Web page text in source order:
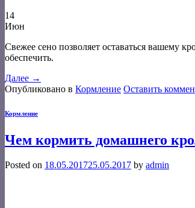
14
Июн
Свежее сено позволяет оставаться вашему
обеспечить.
Далее →
Опубликовано в Кормление Оставить
Кормление
Чем кормить домашнего
Posted on 18.05.201725.05.2017 by admin